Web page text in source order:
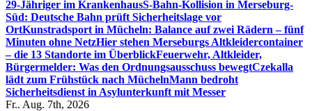
29-Jähriger im KrankenhausS-Bahn-Kollision in Merseburg-
Süd: Deutsche Bahn prüft Sicherheitslage vor
OrtKunstradsport in Mücheln: Balance auf zwei Rädern – fünf
Minuten ohne NetzHier stehen Merseburgs Altkleidercontainer
– die 13 Standorte im ÜberblickFeuerwehr, Altkleider,
Bürgermelder: Was den Ordnungsausschuss bewegtCzekalla
lädt zum Frühstück nach MüchelnMann bedroht
Sicherheitsdienst in Asylunterkunft mit Messer
Fr.. Aug. 7th, 2026